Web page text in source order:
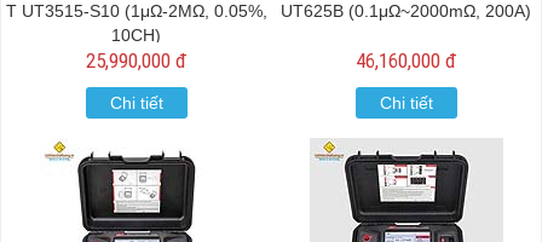
T UT3515-S10 (1μΩ-2MΩ, 0.05%,
10CH)
25,990,000 đ
Chi tiết
UT625B (0.1μΩ~2000mΩ, 200A)
46,160,000 đ
Chi tiết